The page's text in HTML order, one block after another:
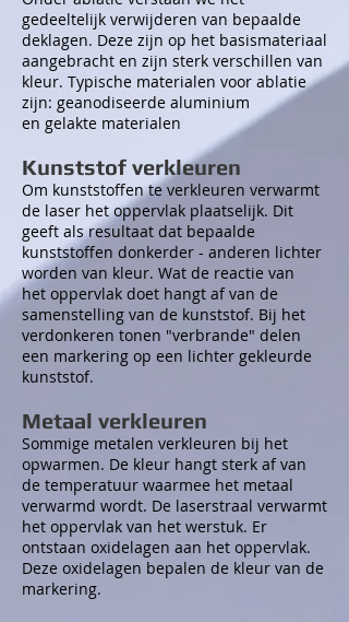
gedeeltelijk verwijderen van bepaalde
deklagen. Deze zijn op het basismateriaal
aangebracht en zijn sterk verschillen van
kleur. Typische materialen voor ablatie
zijn: geanodiseerde aluminium
en gelakte materialen
Kunststof verkleuren
Om kunststoffen te verkleuren verwarmt
de laser het oppervlak plaatselijk. Dit
geeft als resultaat dat bepaalde
kunststoffen donkerder - anderen lichter
worden van kleur. Wat de reactie van
het oppervlak doet hangt af van de
samenstelling van de kunststof. Bij het
verdonkeren tonen "verbrande" delen
een markering op een lichter gekleurde
kunststof.
Metaal verkleuren
Sommige metalen verkleuren bij het
opwarmen. De kleur hangt sterk af van
de temperatuur waarmee het metaal
verwarmd wordt. De laserstraal verwarmt
het oppervlak van het werstuk. Er
ontstaan oxidelagen aan het oppervlak.
Deze oxidelagen bepalen de kleur van de
markering.